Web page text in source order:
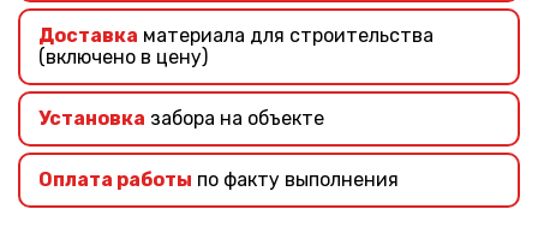
Доставка материала для строительства
(включено в цену)
Установка забора на объекте
Оплата работы по факту выполнения